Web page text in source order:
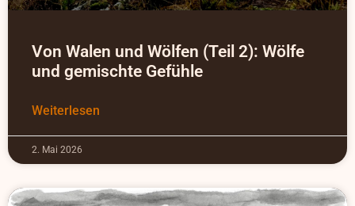
Von Walen und Wölfen (Teil 2): Wölfe
und gemischte Gefühle
Weiterlesen
2. Mai 2026